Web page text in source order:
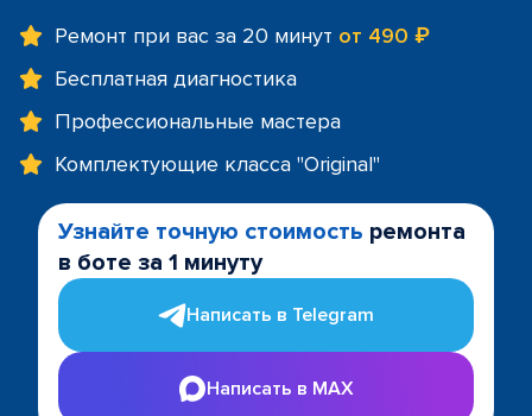
Ремонт при вас за 20 минут от 490 ₽
Бесплатная диагностика
Профессиональные мастера
Комплектующие класса "Original"
Узнайте точную стоимость ремонта
в боте за 1 минуту
Написать в Telegram
Написать в MAX